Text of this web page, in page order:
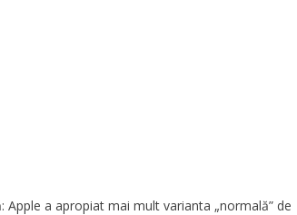
a apropiat mai mult varianta „normală” de